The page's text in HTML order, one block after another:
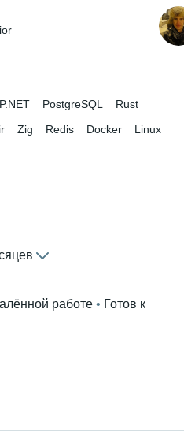
PostgreSQL
Rust
Zig Redis Docker
Linux
работе • Готов к